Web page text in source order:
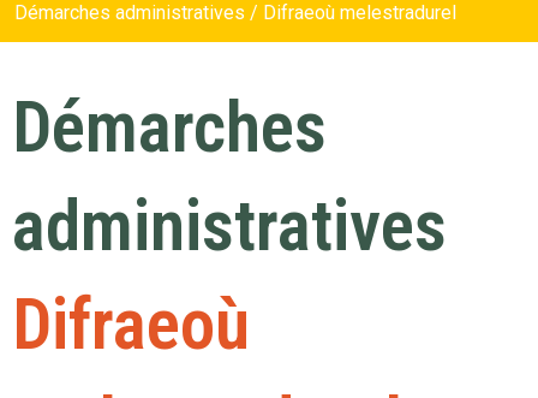
Démarches administratives / Difraeoù melestradurel
Démarches
administratives
Difraeoù